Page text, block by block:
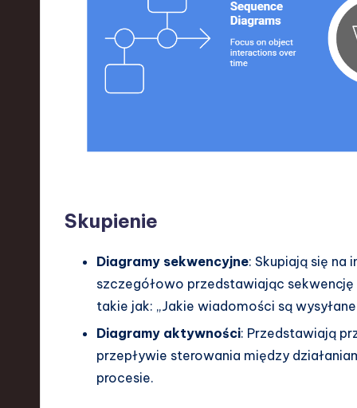
Skupienie
Diagramy sekwencyjne: Skupiają się na
szczegółowo przedstawiając
takie jak: „Jakie wiadomości są
Diagramy aktywności: Przedstawiają
przepływie sterowania między
procesie.